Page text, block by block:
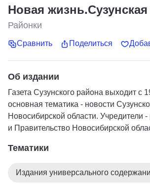
Новая жизнь.Сузунская
Районки
Сравнить Поделиться
Об издании
Газета Сузунского района выходит с
основная тематика - новости
Новосибирской области. Учредители -
и Правительство Новосибирской
Тематики
Издания универсального